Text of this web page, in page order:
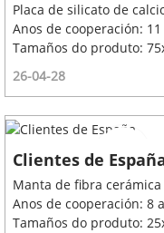
Placa de silicato de
Anos de cooperación: 11
Tamaños do produto:
26-04-28
Clientes de
Manta de fibra cerámica
Anos de cooperación: 8
Tamaños do produto: